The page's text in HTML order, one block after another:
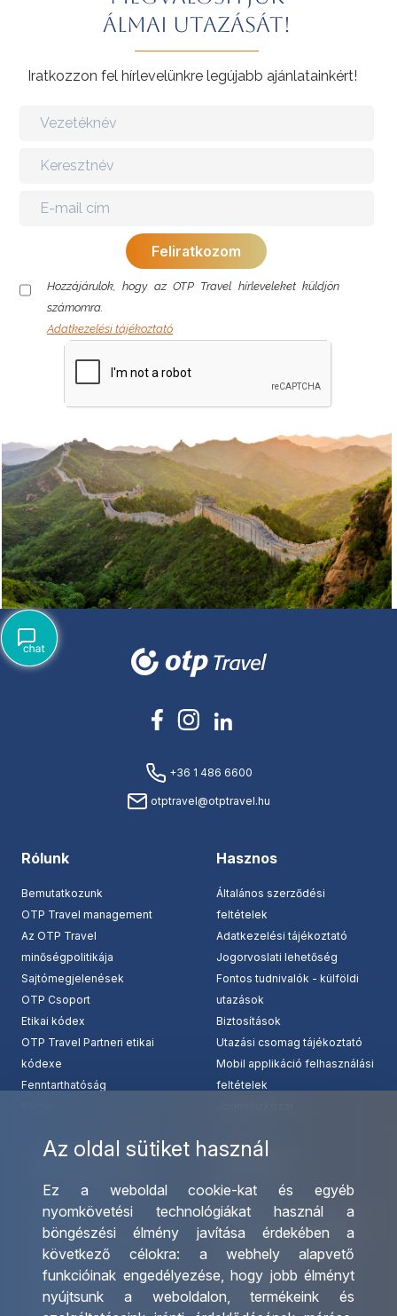
Az oldal sütiket használ
Ez a weboldal cookie-kat és egyéb
nyomkövetési technológiákat használ a
böngészési élmény javítása érdekében a
következő célokra: a webhely alapvető
funkcióinak engedélyezése, hogy jobb élményt
nyújtsunk a weboldalon,termékeink és
álmai utazását!
Iratkozzon fel hírlevelünkre legújabb ajánlatainkért!
Hozzájárulok, hogy az OTP Travel hírleveleket küldjön
számomra.
Adatkezelési tájékoztató
+36 1 486 6600
otptravel@otptravel.hu
Rólunk
Bemutatkozunk
OTP Travel management
Az OTP Travel
minőségpolitikája
Sajtómegjelenések
OTP Csoport
Etikai kódex
OTP Travel Partneri etikai
kódexe
Fenntarthatóság
Hasznos
Általános szerződési
feltételek
Adatkezelési tájékoztató
Jogorvoslati lehetőség
Fontos tudnivalók - külföldi
utazások
Biztosítások
Utazási csomag tájékoztató
Mobil applikáció felhasználási
feltételek
Csoportos utazások
szervezése
Egyéni utak szervezése
Hajóutak
Üzleti utaztatás
Nemzetközi tanár és
Irodáink
Utazásszervező partnereink
Viszonteladó Partnereink
Partnereinknek
Utazási kérdőív
Impresszum